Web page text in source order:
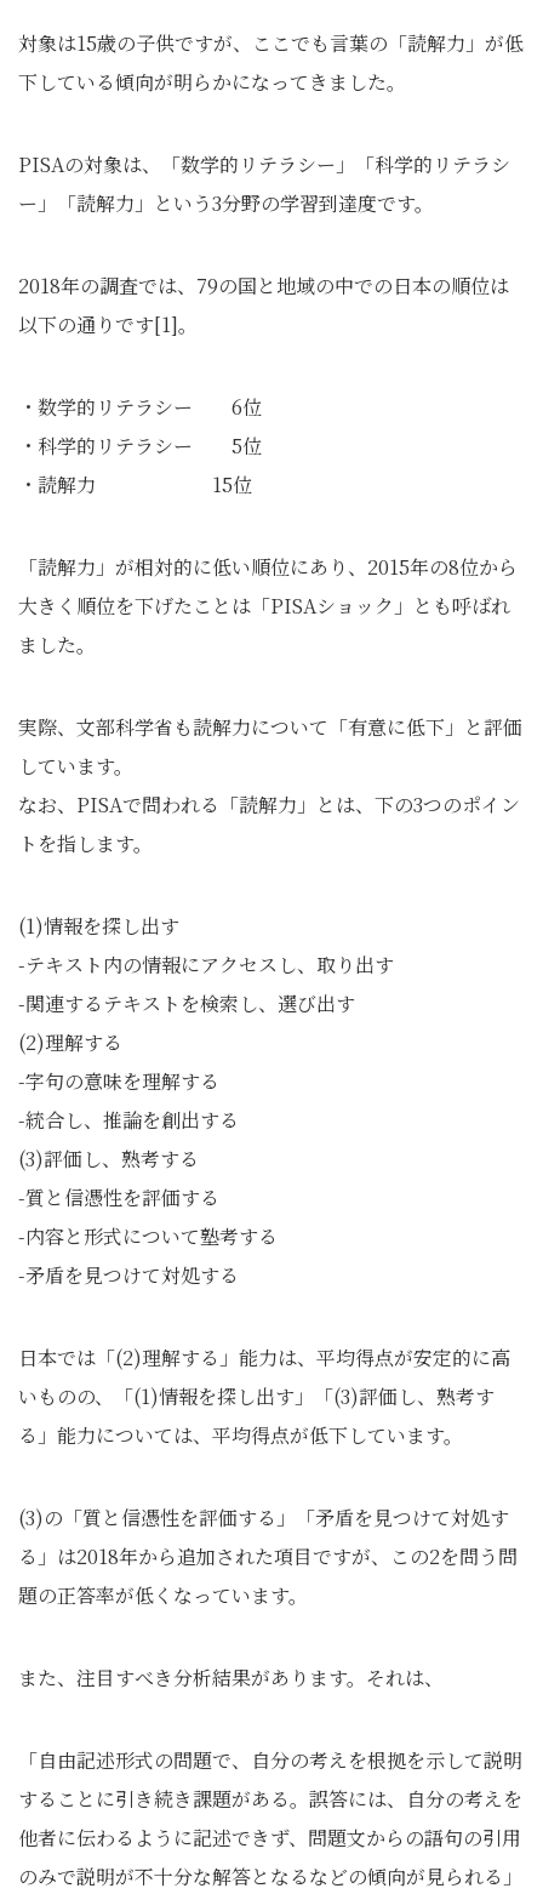
対象は15歳の子供ですが、ここでも言葉の「読解力」が低
下している傾向が明らかになってきました。
PISAの対象は、「数学的リテラシー」「科学的リテラシ
ー」「読解力」という3分野の学習到達度です。
2018年の調査では、79の国と地域の中での日本の順位は
以下の通りです[1]。
・数学的リテラシー 6位
・科学的リテラシー 5位
・読解力 15位
「読解力」が相対的に低い順位にあり、2015年の8位から
大きく順位を下げたことは「PISAショック」とも呼ばれ
ました。
実際、文部科学省も読解力について「有意に低下」と評価
しています。
なお、PISAで問われる「読解力」とは、下の3つのポイン
トを指します。
(1)情報を探し出す
-テキスト内の情報にアクセスし、取り出す
-関連するテキストを検索し、選び出す
(2)理解する
-字句の意味を理解する
-統合し、推論を創出する
(3)評価し、熟考する
-質と信憑性を評価する
-内容と形式について塾考する
-矛盾を見つけて対処する
日本では「(2)理解する」能力は、平均得点が安定的に高
いものの、「(1)情報を探し出す」「(3)評価し、熟考す
る」能力については、平均得点が低下しています。
(3)の「質と信憑性を評価する」「矛盾を見つけて対処す
る」は2018年から追加された項目ですが、この2を問う問
題の正答率が低くなっています。
また、注目すべき分析結果があります。それは、
「自由記述形式の問題で、自分の考えを根拠を示して説明
することに引き続き課題がある。誤答には、自分の考えを
他者に伝わるように記述できず、問題文からの語句の引用
のみで説明が不十分な解答となるなどの傾向が見られる」